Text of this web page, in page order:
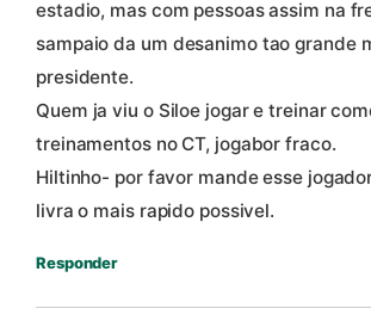
estadio, mas com pessoas assim na
sampaio da um desanimo tao grande
presidente.
Quem ja viu o Siloe jogar e treinar
treinamentos no CT, jogabor fraco.
Hiltinho- por favor mande esse
livra o mais rapido possivel.
Responder